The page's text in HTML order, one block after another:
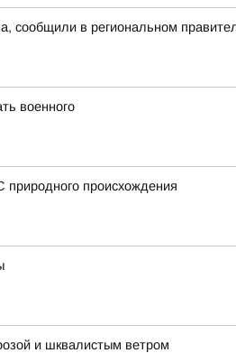
сообщили в региональном
военного
происхождения
и шквалистым ветром